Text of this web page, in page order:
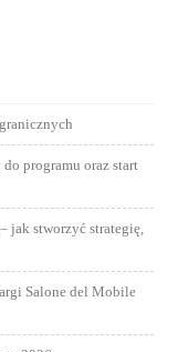
programu oraz start
jak stworzyć strategię,
Salone del Mobile